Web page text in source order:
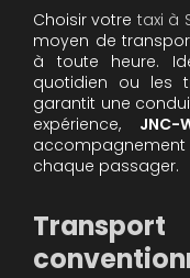
Choisir votre taxi à
moyen de
à toute heure.
quotidien ou les
garantit une
expérience, JNC-
chaque passager.